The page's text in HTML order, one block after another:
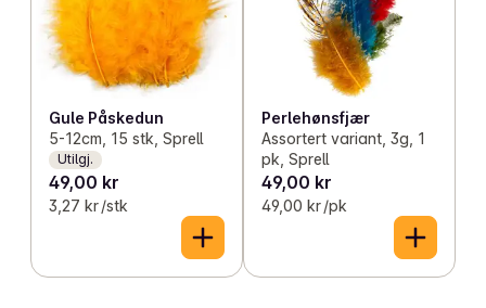
Gule Påskedun
5-12cm, 15 stk, Sprell
Utilgj.
49,00 kr
3,27 kr /stk
Perlehønsfjær
Assortert variant, 3g, 1
pk, Sprell
49,00 kr
49,00 kr /pk